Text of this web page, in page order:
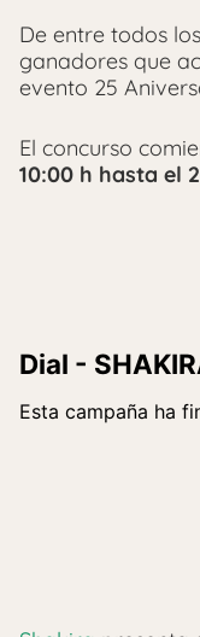
De entre todos
ganadores que
evento 25
El concurso
10:00 h hasta el